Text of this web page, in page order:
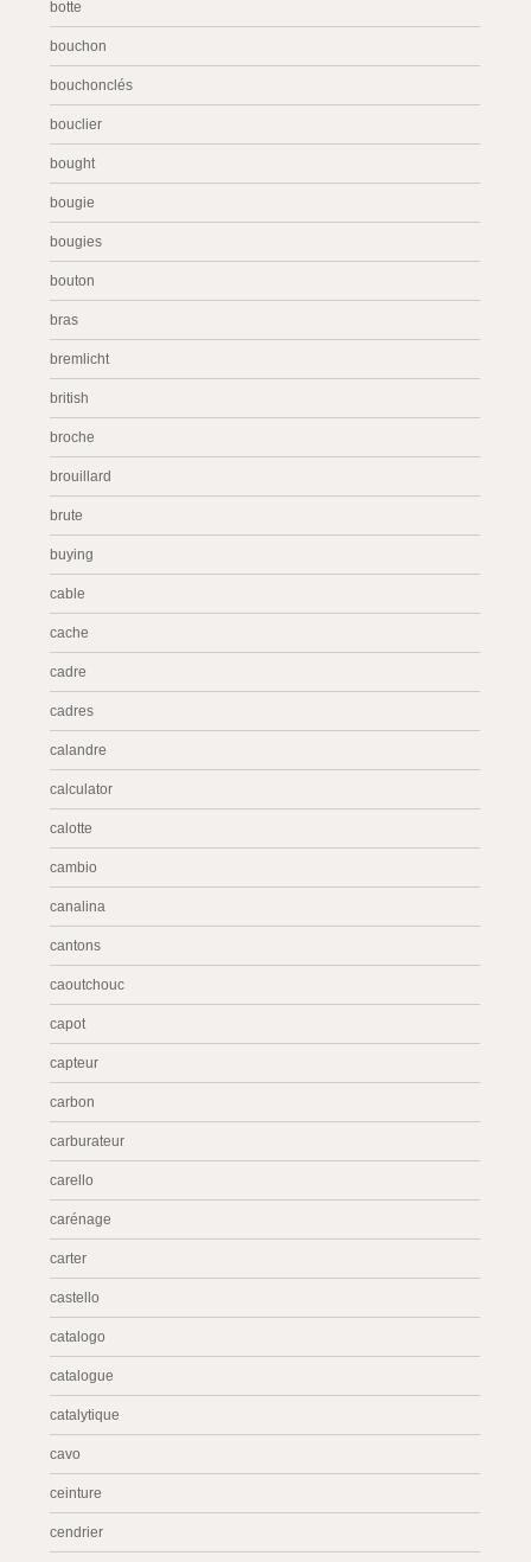
botte
bouchon
bouchonclés
bouclier
bought
bougie
bougies
bouton
bras
bremlicht
british
broche
brouillard
brute
buying
cable
cache
cadre
cadres
calandre
calculator
calotte
cambio
canalina
cantons
caoutchouc
capot
capteur
carbon
carburateur
carello
carénage
carter
castello
catalogo
catalogue
catalytique
cavo
ceinture
cendrier